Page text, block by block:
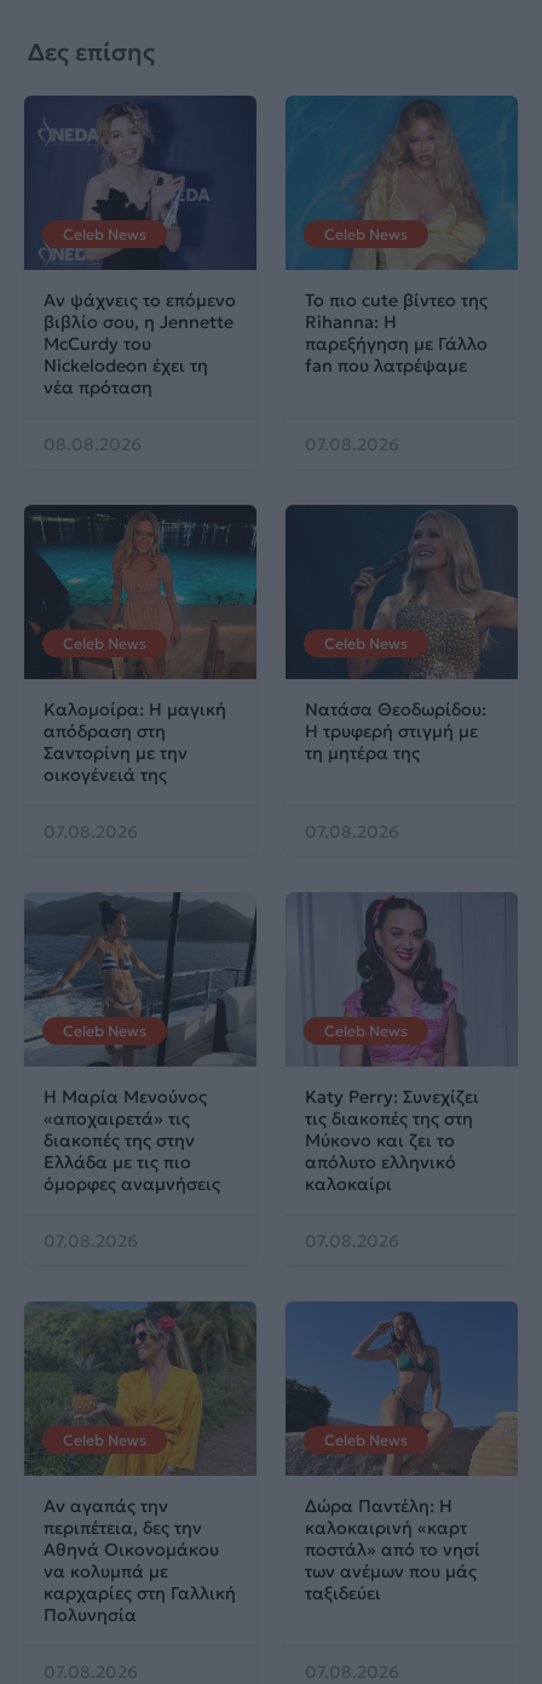
Δες επίσης
Celeb News
Αν ψάχνεις το επόμενο
βιβλίο σου, η Jennette
McCurdy του
Nickelodeon έχει τη
νέα πρόταση
08.08.2026
Celeb News
Το πιο cute βίντεο της
Rihanna: Η
παρεξήγηση με Γάλλο
fan που λατρέψαμε
07.08.2026
Celeb News
Καλομοίρα: Η μαγική
απόδραση στη
Σαντορίνη με την
οικογένειά της
07.08.2026
Celeb News
Νατάσα Θεοδωρίδου:
Η τρυφερή στιγμή με
τη μητέρα της
07.08.2026
Celeb News
Η Μαρία Μενούνος
«αποχαιρετά» τις
διακοπές της στην
Ελλάδα με τις πιο
όμορφες αναμνήσεις
07.08.2026
Celeb News
Katy Perry: Συνεχίζει
τις διακοπές της στη
Μύκονο και ζει το
απόλυτο ελληνικό
καλοκαίρι
07.08.2026
Celeb News
Αν αγαπάς την
περιπέτεια, δες την
Αθηνά Οικονομάκου
να κολυμπά με
καρχαρίες στη Γαλλική
Πολυνησία
07.08.2026
Celeb News
Δώρα Παντέλη: Η
καλοκαιρινή «καρτ
ποστάλ» από το νησί
των ανέμων που μάς
ταξιδεύει
07.08.2026